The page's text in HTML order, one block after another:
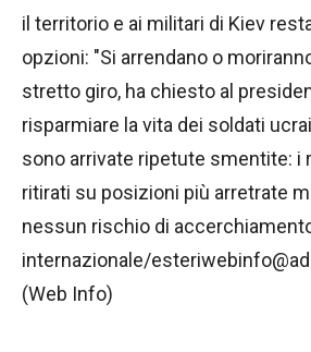
il territorio e ai militari di Kiev
opzioni: "Si arrendano o
stretto giro, ha chiesto al
risparmiare la vita dei soldati
sono arrivate ripetute smentite: i
ritirati su posizioni più arretrate
nessun rischio di
internazionale/
(Web Info)